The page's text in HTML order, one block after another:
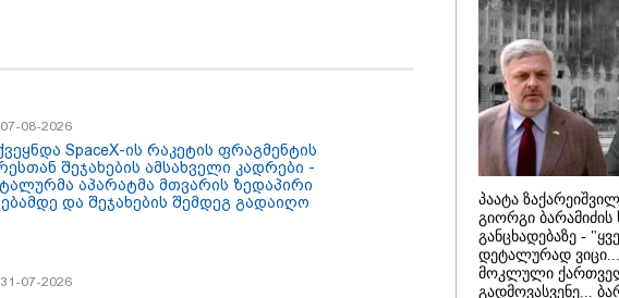
პროკურატურის
განცხადების შემდეგ
- აი, 2012
14:20 / 07-08-2026
"ჩემი აზრით, ენამ
გაუსწრო აზრს და არ
08-2026
SpaceX-ის რაკეტის ფრაგმენტის
შეჯახების ამსახველი კადრები -
აპარატმა მთვარის ზედაპირი
და შეჯახების შემდეგ გადაიღო
07-2026
პაატა
გიორგი
განცხადებაზე -
დეტალურად ვიცი...
მოკლული
გადმოვასვენე...